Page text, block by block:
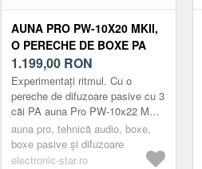
AUNA PRO PW-10X20 MKII,
O PERECHE DE BOXE PA
PASIVE, 2 X10"
SUBWOOFER, 450W
1.199,00 RON
Experimentați ritmul. Cu o
pereche de difuzoare pasive cu 3
căi PA auna Pro PW-10x22 MKII,
sunetul este de partea
ta.Difuzoarele Fullrange PA auna
...
auna pro, tehnică audio, boxe,
boxe pasive și difuzoare
electronic-star.ro